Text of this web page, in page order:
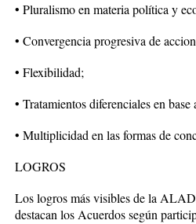
• Pluralismo en materia política y
• Convergencia progresiva de
• Flexibilidad;
• Tratamientos diferenciales en
• Multiplicidad en las formas de
LOGROS
Los logros más visibles de la
destacan los Acuerdos según